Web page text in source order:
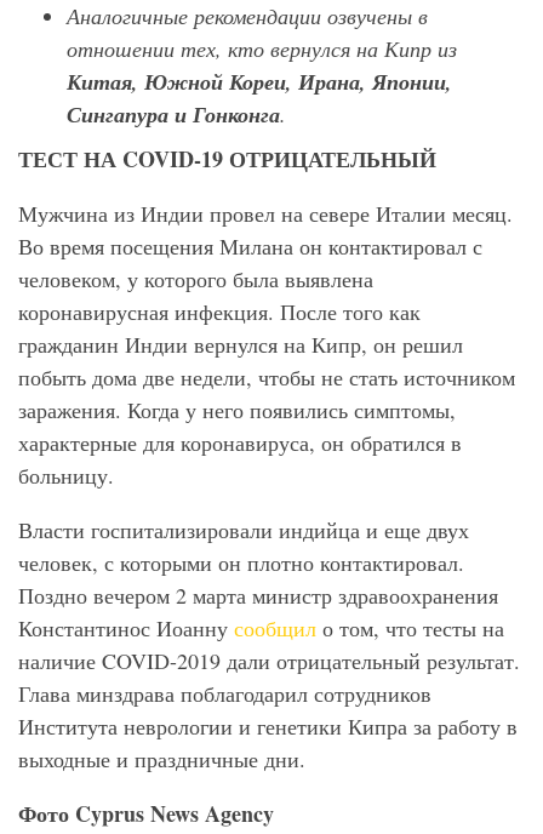
Аналогичные рекомендации озвучены в
отношении тех, кто вернулся на Кипр из
Китая, Южной Кореи, Ирана, Японии,
Сингапура и Гонконга.
ТЕСТ НА COVID-19 ОТРИЦАТЕЛЬНЫЙ
Мужчина из Индии провел на севере Италии месяц.
Во время посещения Милана он контактировал с
человеком, у которого была выявлена
коронавирусная инфекция. После того как
гражданин Индии вернулся на Кипр, он решил
побыть дома две недели, чтобы не стать источником
заражения. Когда у него появились симптомы,
характерные для коронавируса, он обратился в
больницу.
Власти госпитализировали индийца и еще двух
человек, с которыми он плотно контактировал.
Поздно вечером 2 марта министр здравоохранения
Константинос Иоанну сообщил о том, что тесты на
наличие COVID-2019 дали отрицательный результат.
Глава минздрава поблагодарил сотрудников
Института неврологии и генетики Кипра за работу в
выходные и праздничные дни.
Фото Cyprus News Agency